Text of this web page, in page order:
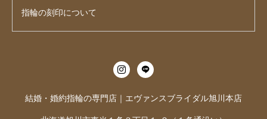
指輪の刻印について
結婚・婚約指輪の専門店｜エヴァンスブライダル旭川本店